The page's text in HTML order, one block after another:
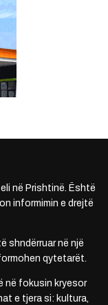
në Prishtinë. Është
informimin e drejtë
shndërruar në një
qytetarët.
në fokusin kryesor
e tjera si: kultura,